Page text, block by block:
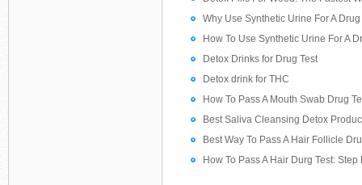
Why Use Synthetic Urine For A Drug
How To Use Synthetic Urine For A
Detox Drinks for Drug Test
Detox drink for THC
How To Pass A Mouth Swab Drug
Best Saliva Cleansing Detox
Best Way To Pass A Hair Follicle
How To Pass A Hair Durg Test: Step